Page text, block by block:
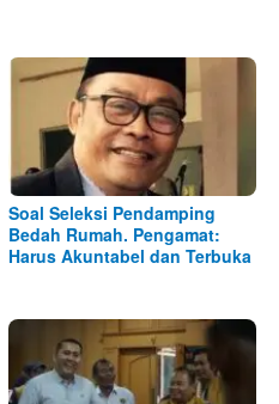
Soal Seleksi Pendamping
Bedah Rumah. Pengamat:
Harus Akuntabel dan Terbuka